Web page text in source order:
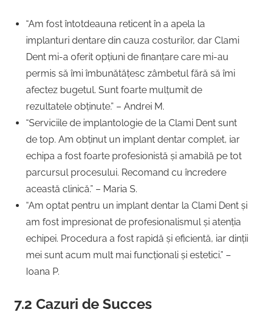
“Am fost întotdeauna reticent în a apela la
implanturi dentare din cauza costurilor, dar Clami
Dent mi-a oferit opțiuni de finanțare care mi-au
permis să îmi îmbunătățesc zâmbetul fără să îmi
afectez bugetul. Sunt foarte mulțumit de
rezultatele obținute.” – Andrei M.
“Serviciile de implantologie de la Clami Dent sunt
de top. Am obținut un implant dentar complet, iar
echipa a fost foarte profesionistă și amabilă pe tot
parcursul procesului. Recomand cu încredere
această clinică.” – Maria S.
“Am optat pentru un implant dentar la Clami Dent și
am fost impresionat de profesionalismul și atenția
echipei. Procedura a fost rapidă și eficientă, iar dinții
mei sunt acum mult mai funcționali și estetici.” –
Ioana P.
7.2 Cazuri de Succes